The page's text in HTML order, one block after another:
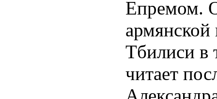
Епремом.
Тбилиси в
читает